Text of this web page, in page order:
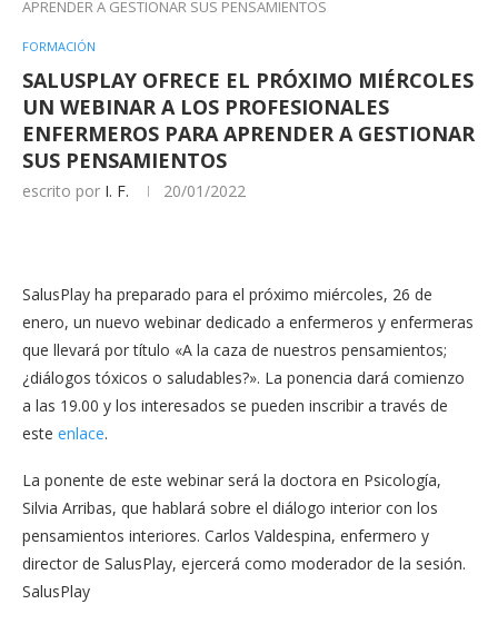
APRENDER A GESTIONAR SUS PENSAMIENTOS
FORMACIÓN
SALUSPLAY OFRECE EL PRÓXIMO MIÉRCOLES
UN WEBINAR A LOS PROFESIONALES
ENFERMEROS PARA APRENDER A GESTIONAR
SUS PENSAMIENTOS
escrito por I. F. 20/01/2022
SalusPlay ha preparado para el próximo miércoles, 26 de
enero, un nuevo webinar dedicado a enfermeros y enfermeras
que llevará por título «A la caza de nuestros pensamientos;
¿diálogos tóxicos o saludables?». La ponencia dará comienzo
a las 19.00 y los interesados se pueden inscribir a través de
este enlace.
La ponente de este webinar será la doctora en Psicología,
Silvia Arribas, que hablará sobre el diálogo interior con los
pensamientos interiores. Carlos Valdespina, enfermero y
director de SalusPlay, ejercerá como moderador de la sesión.
SalusPlay